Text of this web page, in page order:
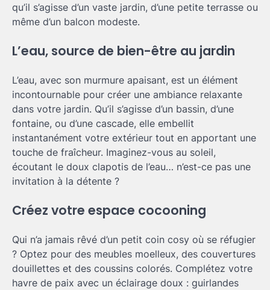
qu’il s’agisse d’un vaste jardin, d’une petite terrasse ou
même d’un balcon modeste.
L’eau, source de bien-être au jardin
L’eau, avec son murmure apaisant, est un élément
incontournable pour créer une ambiance relaxante
dans votre jardin. Qu’il s’agisse d’un bassin, d’une
fontaine, ou d’une cascade, elle embellit
instantanément votre extérieur tout en apportant une
touche de fraîcheur. Imaginez-vous au soleil,
écoutant le doux clapotis de l’eau… n’est-ce pas une
invitation à la détente ?
Créez votre espace cocooning
Qui n’a jamais rêvé d’un petit coin cosy où se réfugier
? Optez pour des meubles moelleux, des couvertures
douillettes et des coussins colorés. Complétez votre
havre de paix avec un éclairage doux : guirlandes